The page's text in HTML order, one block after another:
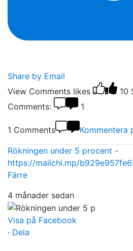
Share by Email
View Comments likes 10
Comments:
1
1 Comments Kommentera
Rökningen under 5 procent -
https://mailchi.mp/
Färre
4 månader sedan
Visa på Facebook
· Dela